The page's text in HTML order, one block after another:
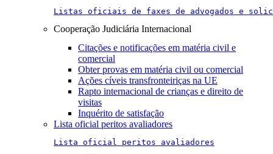
Listas oficiais de faxes de advogados e
Cooperação Judiciária Internacional
Citações e notificações em matéria civil e
comercial
Obter provas em matéria civil ou comercial
Ações cíveis transfronteiriças na UE
Rapto internacional de crianças e direito de
visitas
Inquérito de satisfação
Lista oficial peritos avaliadores
Lista oficial peritos avaliadores